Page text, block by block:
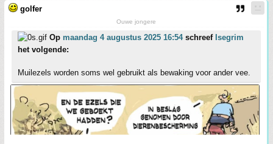
golfer
Ouwe jongere
Op maandag 4 augustus 2025 16:54schreef Isegrim
het volgende:
Muilezels worden soms wel gebruikt als bewaking voor ander vee.